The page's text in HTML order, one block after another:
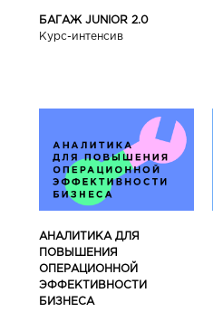
БАГАЖ JUNIOR 2.0
Курс-интенсив
АНАЛИТИКА ДЛЯ
ПОВЫШЕНИЯ
ОПЕРАЦИОННОЙ
ЭФФЕКТИВНОСТИ
БИЗНЕСА